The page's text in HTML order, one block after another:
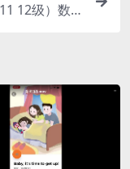
12级）数